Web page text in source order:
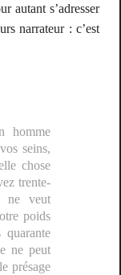
autant s’adresser
narrateur : c’est
homme
seins,
chose
trente-
ne veut
poids
ne peut
présage